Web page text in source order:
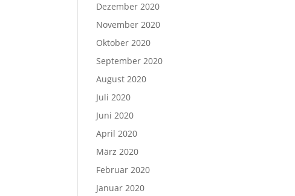
Dezember 2020
November 2020
Oktober 2020
September 2020
August 2020
Juli 2020
Juni 2020
April 2020
März 2020
Februar 2020
Januar 2020